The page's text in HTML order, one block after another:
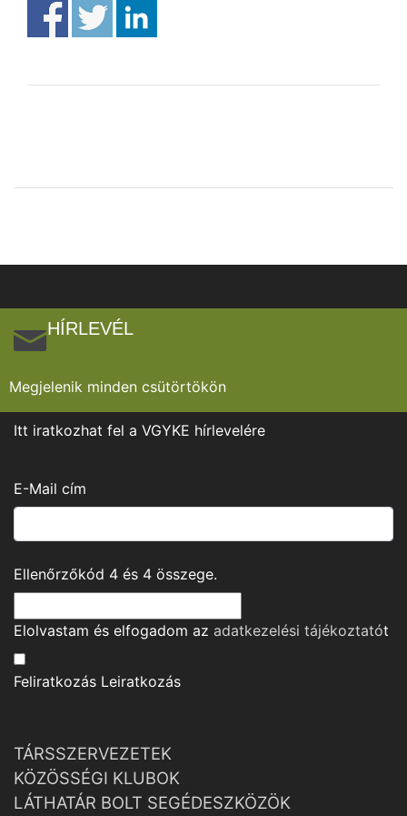
HÍRLEVÉL
Megjelenik minden csütörtökön
Itt iratkozhat fel a VGYKE hírlevelére
E-Mail cím
Ellenőrzőkód 4 és 4 összege.
Elolvastam és elfogadom az adatkezelési tájékoztatót
Feliratkozás Leiratkozás
TÁRSSZERVEZETEK
KÖZÖSSÉGI KLUBOK
LÁTHATÁR BOLT SEGÉDESZKÖZÖK